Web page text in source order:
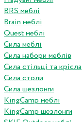
BRS меблі
Brain меблі
Quest меблі
Сила меблі
Сила набори меблів
Сила стільці та крісла
Сила столи
Сила шезлонги
KingCamp меблі
KingCamp шезлонги